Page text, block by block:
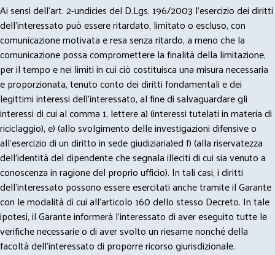
Ai sensi dell’art. 2-undicies del D.Lgs. 196/2003 l’esercizio dei diritti
dell’interessato può essere ritardato, limitato o escluso, con
comunicazione motivata e resa senza ritardo, a meno che la
comunicazione possa compromettere la finalità della limitazione,
per il tempo e nei limiti in cui ciò costituisca una misura necessaria
e proporzionata, tenuto conto dei diritti fondamentali e dei
legittimi interessi dell’interessato, al fine di salvaguardare gli
interessi di cui al comma 1, lettere a) (interessi tutelati in materia di
riciclaggio), e) (allo svolgimento delle investigazioni difensive o
all’esercizio di un diritto in sede giudiziaria)ed f) (alla riservatezza
dell’identità del dipendente che segnala illeciti di cui sia venuto a
conoscenza in ragione del proprio ufficio). In tali casi, i diritti
dell’interessato possono essere esercitati anche tramite il Garante
con le modalità di cui all’articolo 160 dello stesso Decreto. In tale
ipotesi, il Garante informerà l’interessato di aver eseguito tutte le
verifiche necessarie o di aver svolto un riesame nonché della
facoltà dell’interessato di proporre ricorso giurisdizionale.